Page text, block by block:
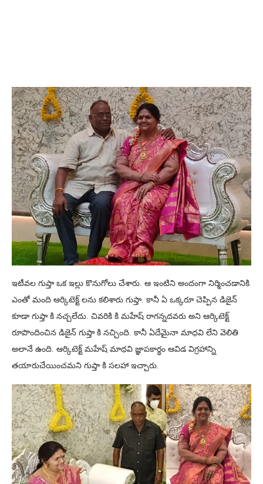
ఇటీవల గుప్తా ఒక ఇల్లు కొనుగోలు చేశారు. ఆ ఇంటిని అందంగా నిర్మించడానికి
ఎంతో మంది ఆర్కిటెక్ట్ లను కలిశారు గుప్తా. కానీ ఏ ఒక్కరూ చెప్పిన డిజైన్
కూడా గుప్తా కి నచ్చలేదు. చివరికి కి మహేష్ రాగన్నదవరు అని ఆర్కిటెక్ట్
రూపొందించిన డిజైన్ గుప్తా కి నచ్చింది. కానీ ఏదేమైనా మాధవి లేని వెలితి
అలానే ఉంది. ఆర్కిటెక్ట్ మహేష్ మాధవి జ్ఞాపకార్థం ఆవిడ విగ్రహాన్ని
తయారుచేయించమని గుప్తా కి సలహా ఇచ్చారు.